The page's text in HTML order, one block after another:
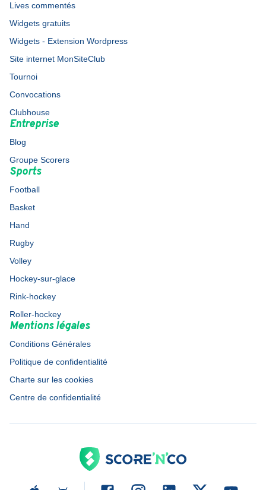
Lives commentés
Widgets gratuits
Widgets - Extension Wordpress
Site internet MonSiteClub
Tournoi
Convocations
Clubhouse
Entreprise
Blog
Groupe Scorers
Sports
Football
Basket
Hand
Rugby
Volley
Hockey-sur-glace
Rink-hockey
Roller-hockey
Mentions légales
Conditions Générales
Politique de confidentialité
Charte sur les cookies
Centre de confidentialité